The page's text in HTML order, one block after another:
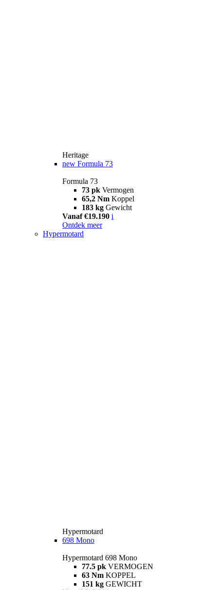
Heritage
new Formula 73
Formula 73
73 pk Vermogen
65,2 Nm Koppel
183 kg Gewicht
Vanaf €19.190 i
Ontdek meer
Hypermotard
Hypermotard
698 Mono
Hypermotard 698 Mono
77.5 pk VERMOGEN
63 Nm KOPPEL
151 kg GEWICHT